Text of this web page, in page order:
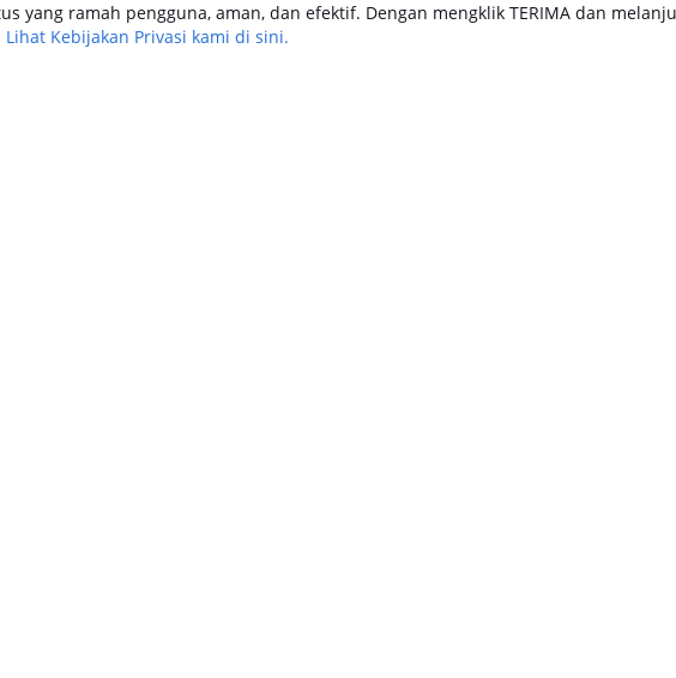
yang ramah pengguna, aman, dan efektif. Dengan mengklik TERIMA dan
Lihat Kebijakan Privasi kami di sini.
KeuanganTravel & Lifestyle